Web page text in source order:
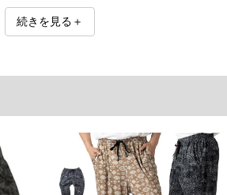
入れたカーゴポケット付きのクロップドパン
用性のあるデザイン
ット調整が可能
続きを見る＋